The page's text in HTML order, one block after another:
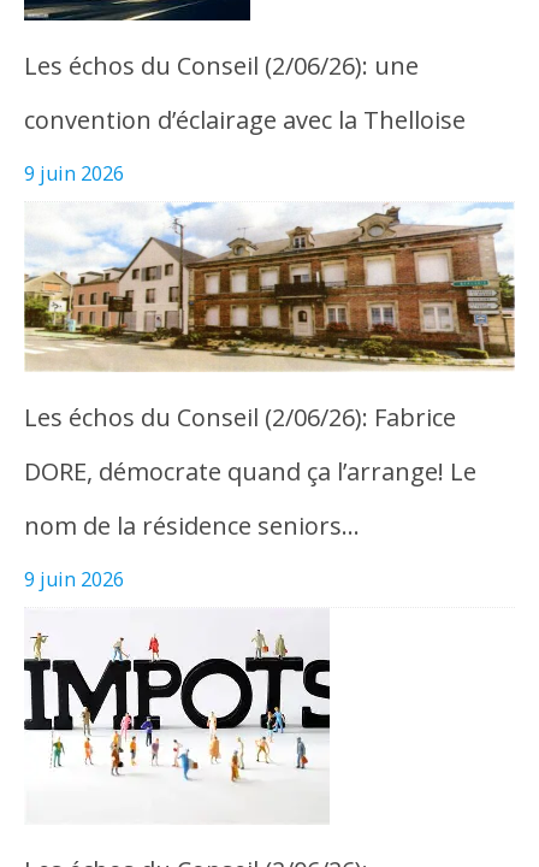
Les échos du Conseil (2/06/26): une
convention d’éclairage avec la Thelloise
9 juin 2026
Les échos du Conseil (2/06/26): Fabrice
DORE, démocrate quand ça l’arrange! Le
nom de la résidence seniors…
9 juin 2026